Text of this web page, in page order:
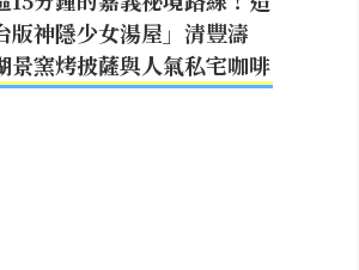
版神隱少女湯屋」清豐濤
景窯烤披薩與人氣私宅咖啡